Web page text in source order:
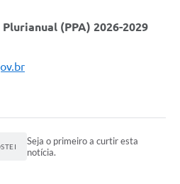
(PPA) 2026-2029
Seja o primeiro a curtir esta
notícia.